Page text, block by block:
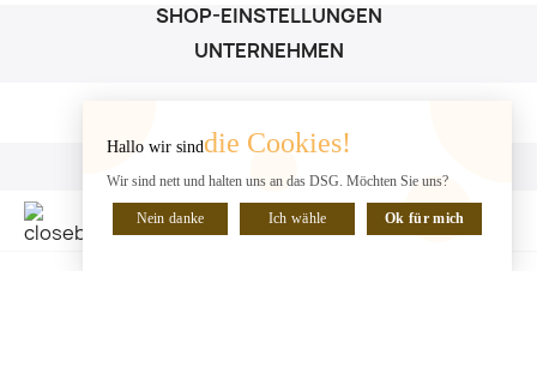
SHOP-EINSTELLUNGEN
UNTERNEHMEN
IHR KONTO
IHR KONTO
Hallo wir sinddie Cookies!
Wir sind nett und halten uns an das DSG. Möchten Sie uns?
Nein danke Ich wähle Ok für mich
CHATTE MIT UNS